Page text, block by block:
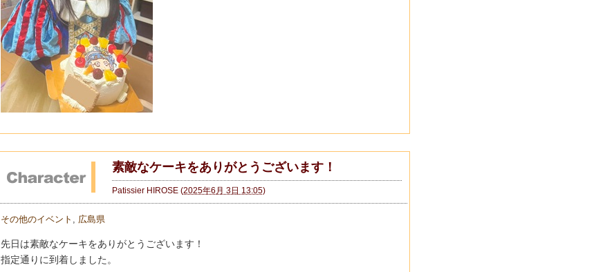
素敵なケーキをありがとうございます！
Patissier HIROSE(2025年6月 3日 13:05)
その他のイベント 広島県
先日は素敵なケーキをありがとうございます！
指定通りに到着しました。